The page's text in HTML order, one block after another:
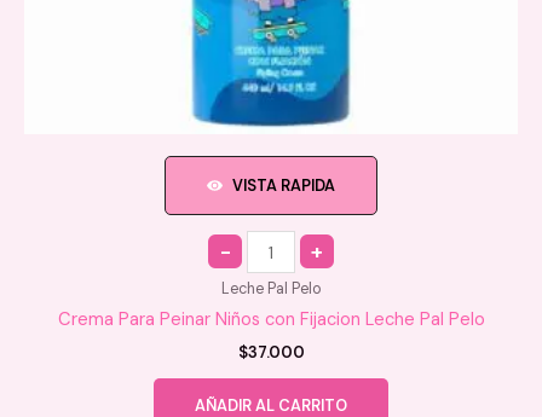
VISTA RAPIDA
Quantity
Leche Pal Pelo
Crema Para Peinar Niños con Fijacion Leche Pal Pelo
$37.000
AÑADIR AL CARRITO